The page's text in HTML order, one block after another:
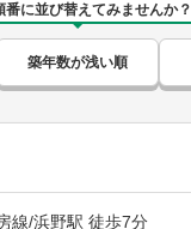
番に並び替えてみませんか？
築年数が浅い順
線/浜野駅 徒歩7分